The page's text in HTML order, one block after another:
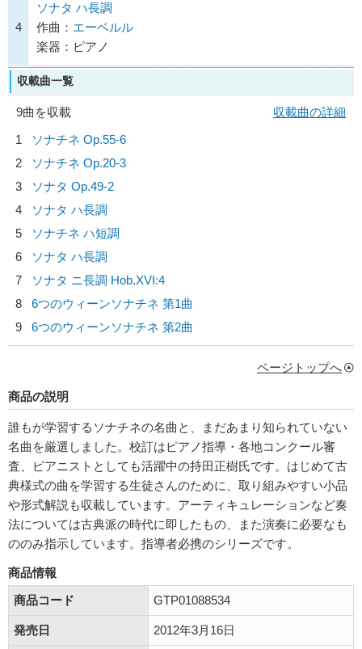
4
ソナタ ハ長調
作曲： エーベルル
楽器：ピアノ
収載曲一覧
9曲を収載
収載曲の詳細
1
ソナチネ Op.55-6
2
ソナチネ Op.20-3
3
ソナタ Op.49-2
4
ソナタ ハ長調
5
ソナチネ ハ短調
6
ソナタ ハ長調
7
ソナタ ニ長調 Hob.XVI:4
8
6つのウィーンソナチネ 第1曲
9
6つのウィーンソナチネ 第2曲
ページトップへ
商品の説明
誰もが学習するソナチネの名曲と、まだあまり知られていない
名曲を厳選しました。校訂はピアノ指導・各地コンクール審
査、ピアニストとしても活躍中の持田正樹氏です。はじめて古
典様式の曲を学習する生徒さんのために、取り組みやすい小品
や形式解説も収載しています。アーティキュレーションなど奏
法については古典派の時代に即したもの、また演奏に必要なも
ののみ指示しています。指導者必携のシリーズです。
商品情報
商品コード
GTP01088534
発売日 2012年3月16日